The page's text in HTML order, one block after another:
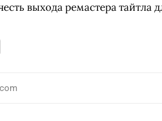
выхода ремастера тайтла